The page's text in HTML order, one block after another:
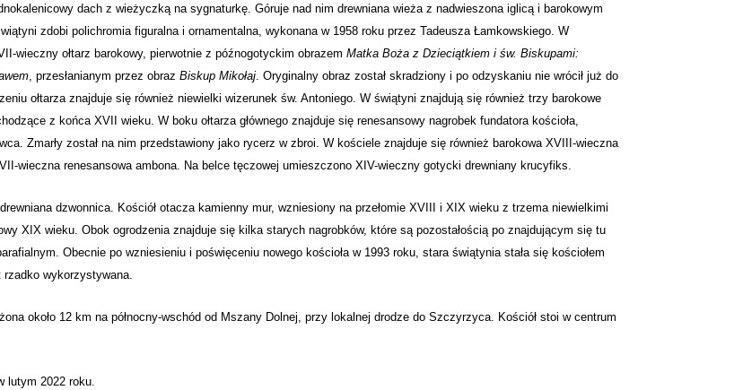
dach z wieżyczką na sygnaturkę. Góruje nad nim drewniana wieża z nadwieszona iglicą i barokowym
zdobi polichromia figuralna i ornamentalna, wykonana w 1958 roku przez Tadeusza Łamkowskiego. W
wieczny ołtarz barokowy, pierwotnie z późnogotyckim obrazemMatka Boża z Dzieciątkiem i św. Biskupami:
, przesłanianym przez obrazBiskup Mikołaj. Oryginalny obraz został skradziony i po odzyskaniu nie wrócił już do
ołtarza znajduje się również niewielki wizerunek św. Antoniego. W świątyni znajdują się również trzy barokowe
z końca XVII wieku. W boku ołtarza głównego znajduje się renesansowy nagrobek fundatora kościoła,
Zmarły został na nim przedstawiony jako rycerz w zbroi. W kościele znajduje się również barokowa XVIII-wieczna
wieczna renesansowa ambona. Na belce tęczowej umieszczono XIV-wieczny gotycki drewniany krucyfiks.
dzwonnica. Kościół otacza kamienny mur, wzniesiony na przełomie XVIII i XIX wieku z trzema niewielkimi
XIX wieku. Obok ogrodzenia znajduje się kilka starych nagrobków, które są pozostałością po znajdującym się tu
Obecnie po wzniesieniu i poświęceniu nowego kościoła w 1993 roku, stara świątynia stała się kościołem
wykorzystywana.
około 12 km na północny-wschód od Mszany Dolnej, przy lokalnej drodze do Szczyrzyca. Kościół stoi w centrum
lutym 2022 roku.